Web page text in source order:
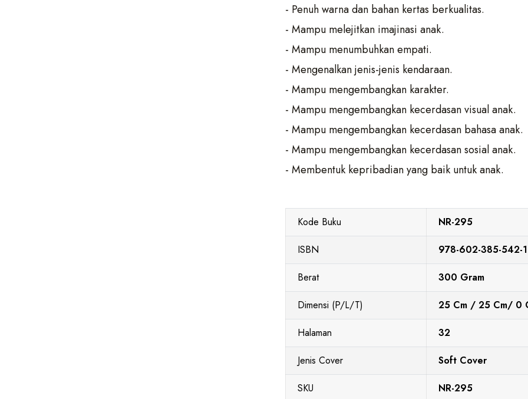
- Penuh warna dan bahan kertas berkualitas.
- Mampu melejitkan imajinasi anak.
- Mampu menumbuhkan empati.
- Mengenalkan jenis-jenis kendaraan.
- Mampu mengembangkan karakter.
- Mampu mengembangkan kecerdasan visual anak.
- Mampu mengembangkan kecerdasan bahasa anak.
- Mampu mengembangkan kecerdasan sosial anak.
- Membentuk kepribadian yang baik untuk anak.
Kode Buku NR-295
ISBN 978-602-385-542-1
Berat 300 Gram
Dimensi (P/L/T) 25 Cm / 25 Cm/ 0
Halaman 32
Jenis Cover Soft Cover
SKU NR-295